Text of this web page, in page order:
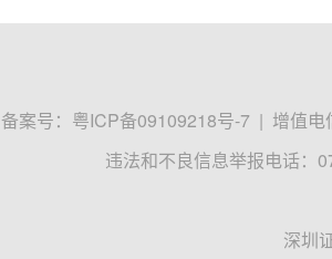
备案号： 粤ICP备09109218号-7 | 增值电
违法和不良信息举报电话：
深圳